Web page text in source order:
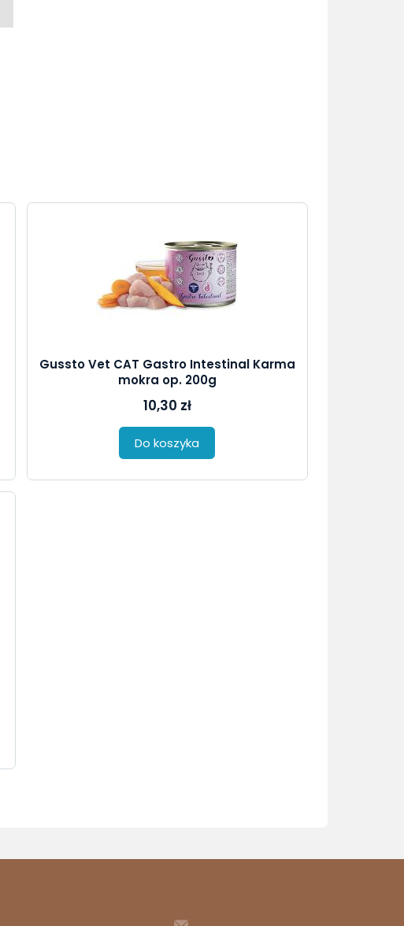
Gussto Vet CAT Gastro Intestinal Karma
mokra op. 200g
10,30 zł
Do koszyka